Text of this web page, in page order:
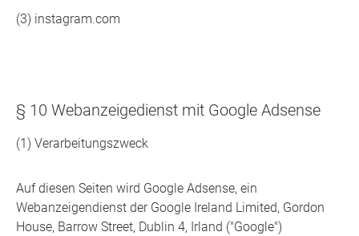
(3) instagram.com
§ 10 Webanzeigedienst mit Google Adsense
(1) Verarbeitungszweck
Auf diesen Seiten wird Google Adsense, ein
Webanzeigendienst der Google Ireland Limited, Gordon
House, Barrow Street, Dublin 4, Irland ("Google")